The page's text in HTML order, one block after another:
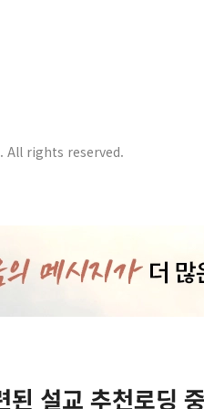
. All rights reserved.
된 설교 추천로딩